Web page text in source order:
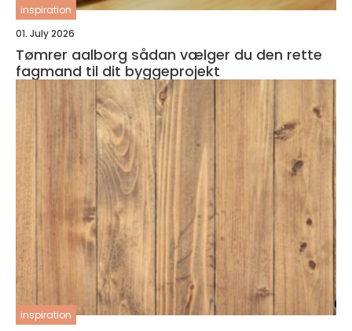
inspiration
01. July 2026
Tømrer aalborg sådan vælger du den rette
fagmand til dit byggeprojekt
inspiration